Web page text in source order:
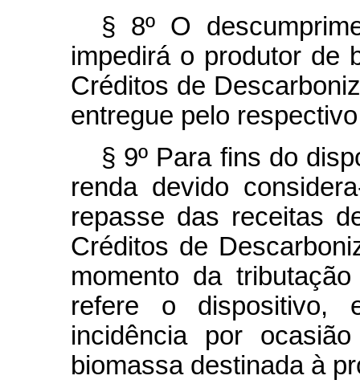
§ 8º O
impedirá o produtor de
Créditos de
entregue pelo
§ 9º Para fins do
renda devido
repasse das receitas
Créditos de
momento da
refere o
incidência por
biomassa destinada à